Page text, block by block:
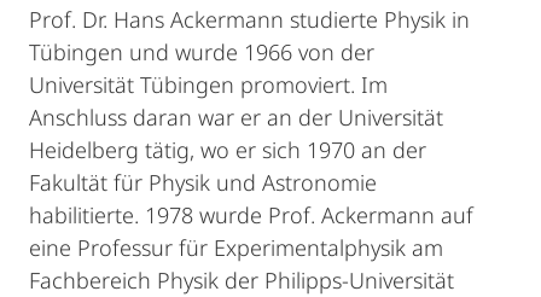
Prof. Dr. Hans Ackermann studierte Physik in
Tübingen und wurde 1966 von der
Universität Tübingen promoviert. Im
Anschluss daran war er an der Universität
Heidelberg tätig, wo er sich 1970 an der
Fakultät für Physik und Astronomie
habilitierte. 1978 wurde Prof. Ackermann auf
eine Professur für Experimentalphysik am
Fachbereich Physik der Philipps-Universität